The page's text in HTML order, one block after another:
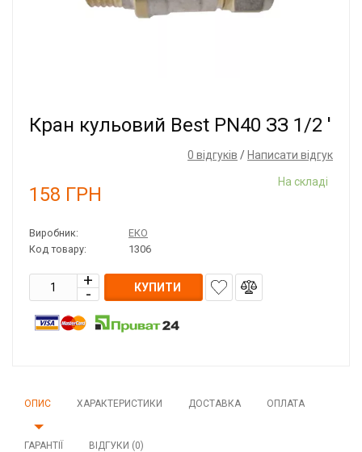
Кран кульовий Best PN40 ЗЗ 1/2 '
0 відгуків / Написати відгук
158 ГРН
На складі
Виробник:
ЕКО
Код товару:
1306
КУПИТИ
ОПИС ХАРАКТЕРИСТИКИ ДОСТАВКА ОПЛАТА
ГАРАНТІЇ ВІДГУКИ (0)